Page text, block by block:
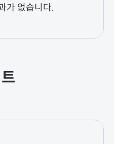
가 없습니다.